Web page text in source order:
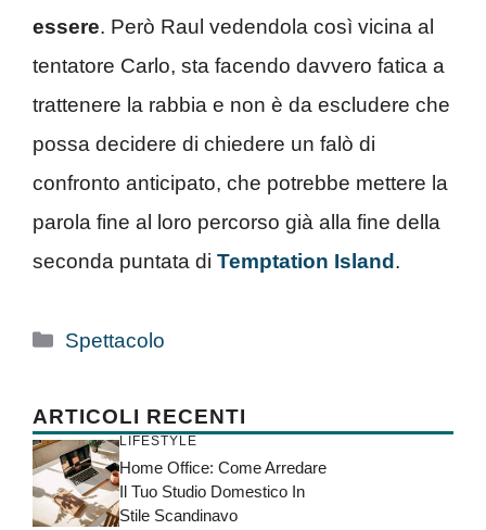
essere. Però Raul vedendola così vicina al
tentatore Carlo, sta facendo davvero fatica a
trattenere la rabbia e non è da escludere che
possa decidere di chiedere un falò di
confronto anticipato, che potrebbe mettere la
parola fine al loro percorso già alla fine della
seconda puntata di Temptation Island.
Categorie
Spettacolo
ARTICOLI RECENTI
LIFESTYLE
Home Office: Come Arredare
Il Tuo Studio Domestico In
Stile Scandinavo